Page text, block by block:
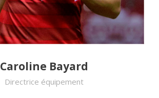
Caroline Bayard
Directrice équipement